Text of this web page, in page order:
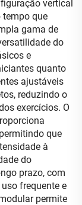
vertical
tempo que
gama de
do
e
quanto
ajustáveis
reduzindo o
exercícios. O
que
à
do
prazo, com
frequente e
permite